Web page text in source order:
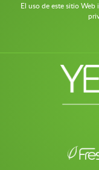
El uso de este sitio